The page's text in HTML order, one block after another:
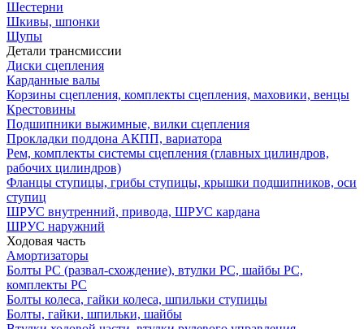
Шестерни
Шкивы, шпонки
Щупы
Детали трансмиссии
Диски сцепления
Карданные валы
Корзины сцепления, комплекты сцепления, маховики, венцы
Крестовины
Подшипники выжимные, вилки сцепления
Прокладки поддона АКПП, вариатора
Рем, комплекты системы сцепления (главных цилиндров,
рабочих цилиндров)
Фланцы ступицы, грибы ступицы, крышки подшипников, оси
ступиц
ШРУС внутренний, привода, ШРУС кардана
ШРУС наружний
Ходовая часть
Амортизаторы
Болты РС (развал-схождение), втулки РС, шайбы РС,
комплекты РС
Болты колеса, гайки колеса, шпильки ступицы
Болты, гайки, шпильки, шайбы